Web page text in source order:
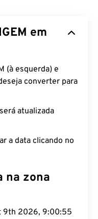
em
(à esquerda) e
converter para
atualizada
a data clicando no
na zona
9th 2026, 9:00:56